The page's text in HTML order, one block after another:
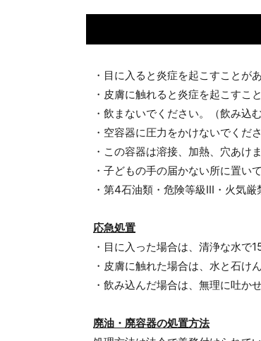
・目に入ると炎症を起こすことが
・皮膚に触れると炎症を起こすこ
・飲まないでください。（飲み込
・空容器に圧力をかけないでくだ
・この容器は溶接、加熱、穴あけ
・子どもの手の届かない所に置いて
・第4石油類・危険等級III・火気厳
応急処置
・目に入った場合は、清浄な水で
・皮膚に触れた場合は、水と石け
・飲み込んだ場合は、無理に吐か
廃油・廃容器の処置方法